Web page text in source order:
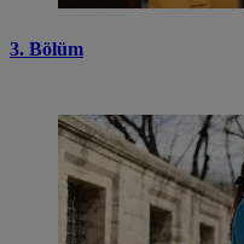
3. Bölüm